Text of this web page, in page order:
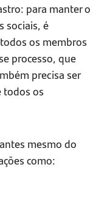
para manter o
sociais, é
os membros
processo, que
precisa ser
todos os
mesmo do
como: